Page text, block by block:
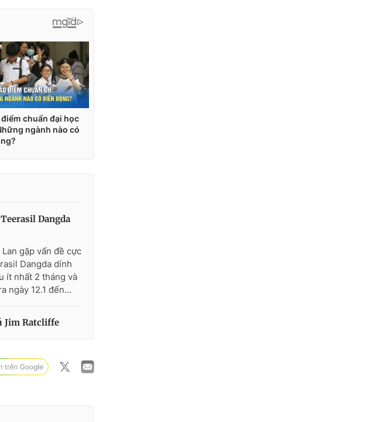
Dangda
gặp vấn đề cực
Dangda dính
ít nhất 2 tháng và
ngày 12.1 đến...
Jim Ratcliffe